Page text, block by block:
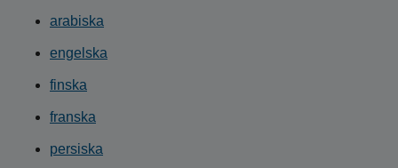
arabiska
engelska
finska
franska
persiska